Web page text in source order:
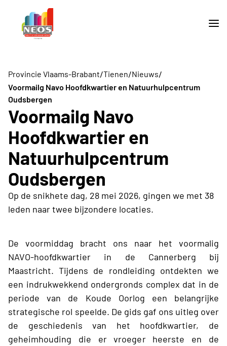
Provincie Vlaams-Brabant/Tienen/Nieuws/
Voormailg Navo Hoofdkwartier en Natuurhulpcentrum
Oudsbergen
Voormailg Navo
Hoofdkwartier en
Natuurhulpcentrum
Oudsbergen
Op de snikhete dag, 28 mei 2026, gingen we met 38
leden naar twee bijzondere locaties.
De voormiddag bracht ons naar het voormalig
NAVO-hoofdkwartier in de Cannerberg bij
Maastricht. Tijdens de rondleiding ontdekten we
een indrukwekkend ondergronds complex dat in de
periode van de Koude Oorlog een belangrijke
strategische rol speelde. De gids gaf ons uitleg over
de geschiedenis van het hoofdkwartier, de
geheimhouding die er vroeger heerste en de